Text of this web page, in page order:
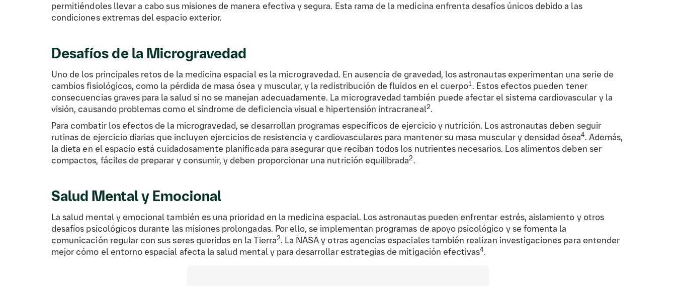
permitiéndoles llevar a cabo sus misiones de manera efectiva y segura. Esta rama de la medicina enfrenta desafíos únicos debido a las
condiciones extremas del espacio exterior.
Desafíos de la Microgravedad
Uno de los principales retos de la medicina espacial es la microgravedad. En ausencia de gravedad, los astronautas experimentan una serie de
cambios fisiológicos, como la pérdida de masa ósea y muscular, y la redistribución de fluidos en el cuerpo1. Estos efectos pueden tener
consecuencias graves para la salud si no se manejan adecuadamente. La microgravedad también puede afectar el sistema cardiovascular y la
visión, causando problemas como el síndrome de deficiencia visual e hipertensión intracraneal2.
Para combatir los efectos de la microgravedad, se desarrollan programas específicos de ejercicio y nutrición. Los astronautas deben seguir
rutinas de ejercicio diarias que incluyen ejercicios de resistencia y cardiovasculares para mantener su masa muscular y densidad ósea4. Además,
la dieta en el espacio está cuidadosamente planificada para asegurar que reciban todos los nutrientes necesarios. Los alimentos deben ser
compactos, fáciles de preparar y consumir, y deben proporcionar una nutrición equilibrada2.
Salud Mental y Emocional
La salud mental y emocional también es una prioridad en la medicina espacial. Los astronautas pueden enfrentar estrés, aislamiento y otros
desafíos psicológicos durante las misiones prolongadas. Por ello, se implementan programas de apoyo psicológico y se fomenta la
comunicación regular con sus seres queridos en la Tierra2. La NASA y otras agencias espaciales también realizan investigaciones para entender
mejor cómo el entorno espacial afecta la salud mental y para desarrollar estrategias de mitigación efectivas4.